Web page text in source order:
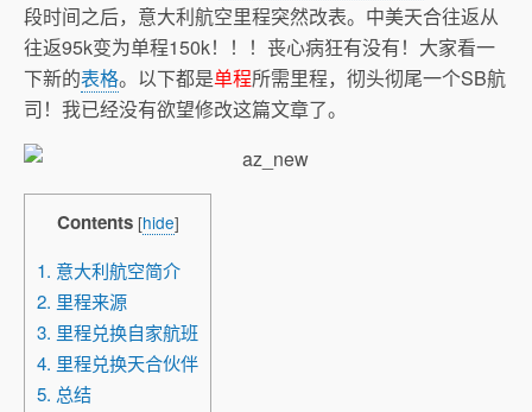
段时间之后，意大利航空里程突然改表。中美天合往返从
往返95k变为单程150k！！！丧心病狂有没有！大家看一
下新的表格。以下都是单程所需里程，彻头彻尾一个SB航
司！我已经没有欲望修改这篇文章了。
Contents [hide]
1. 意大利航空简介
2. 里程来源
3. 里程兑换自家航班
4. 里程兑换天合伙伴
5. 总结